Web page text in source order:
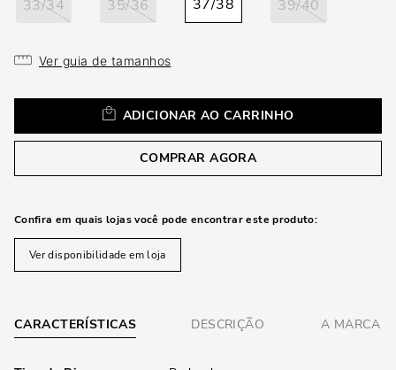
33/34 35/36 37/38 39/40
Ver guia de tamanhos
ADICIONAR AO CARRINHO
COMPRAR AGORA
Confira em quais lojas você pode encontrar este produto:
Ver disponibilidade em loja
CARACTERÍSTICAS DESCRIÇÃO A MARCA